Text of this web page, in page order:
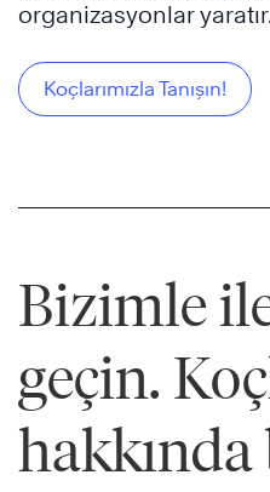
organizasyonlar yaratır.
Koçlarımızla Tanışın!
Bizimle
geçin.
hakkında